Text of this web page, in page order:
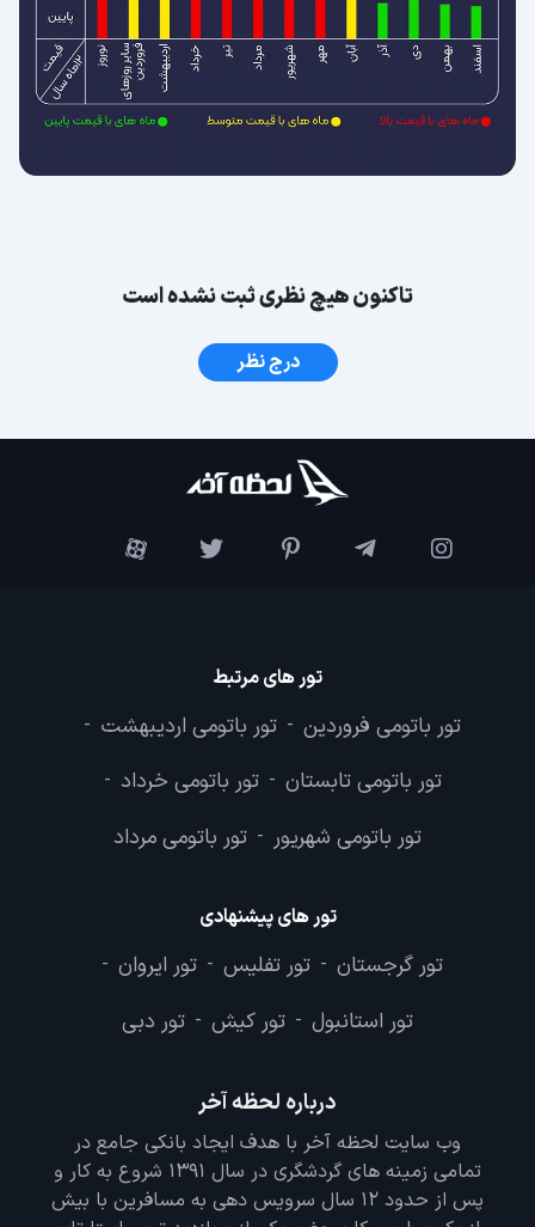
تاکنون هیچ نظری ثبت نشده است
درج نظر
تور های مرتبط
تور باتومی فروردین - تور باتومی اردیبهشت -
تور باتومی تابستان - تور باتومی خرداد -
تور باتومی شهریور - تور باتومی مرداد
تور های پیشنهادی
تور گرجستان - تور تفلیس - تور ایروان -
تور استانبول - تور کیش - تور دبی
درباره لحظه آخر
وب سایت لحظه آخر با هدف ایجاد بانکی جامع در
تمامی زمینه های گردشگری در سال 1391 شروع به کار و
پس از حدود 12 سال سرویس دهی به مسافرین با بیش